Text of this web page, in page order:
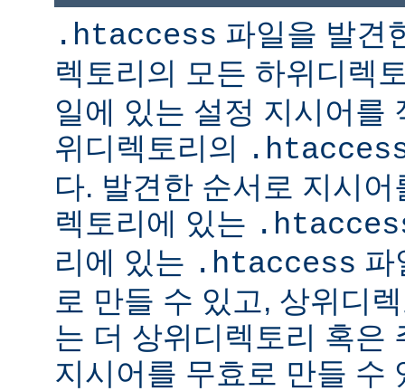
.htaccess 파일을 발견
렉토리의 모든 하위디렉
일에 있는 설정 지시어를
위디렉토리의
다. 발견한 순서로 지시
렉토리에 있는
리에 있는 .htaccess 파
로 만들 수 있고, 상위디
는 더 상위디렉토리 혹은
지시어를 무효로 만들 수